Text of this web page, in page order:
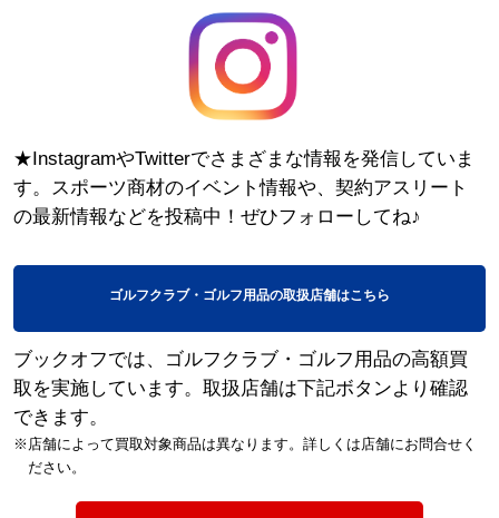
★InstagramやTwitterでさまざまな情報を発信していま
す。スポーツ商材のイベント情報や、契約アスリート
の最新情報などを投稿中！ぜひフォローしてね♪
ゴルフクラブ・ゴルフ用品の取扱店舗はこちら
ブックオフでは、ゴルフクラブ・ゴルフ用品の高額買
取を実施しています。取扱店舗は下記ボタンより確認
できます。
※店舗によって買取対象商品は異なります。詳しくは店舗にお問合せく
ださい。